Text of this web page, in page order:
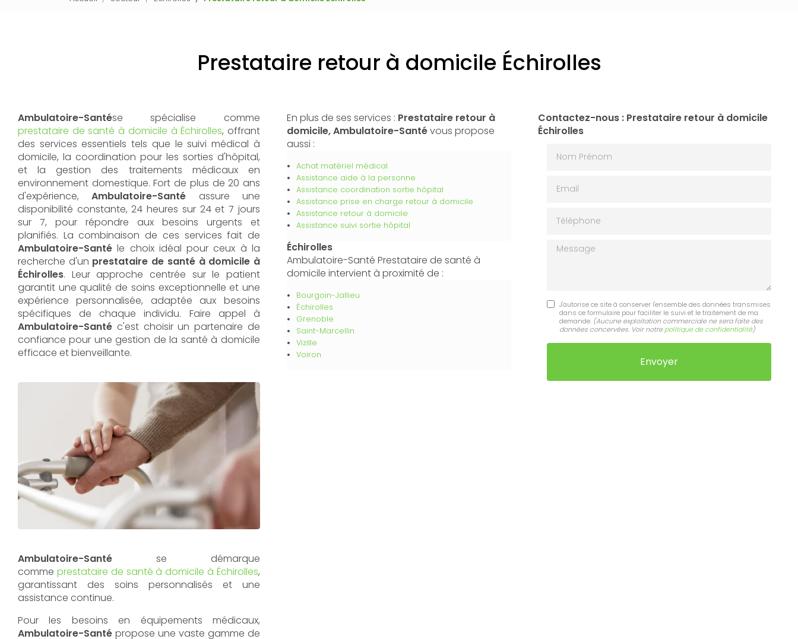
Prestataire retour à domicile Échirolles
Ambulatoire-Santése spécialise comme
prestataire de santé à domicile à Échirolles, offrant
des services essentiels tels que le suivi médical à
domicile, la coordination pour les sorties d'hôpital,
et la gestion des traitements médicaux en
environnement domestique. Fort de plus de 20 ans
d'expérience,Ambulatoire-Santé assure une
disponibilité constante, 24 heures sur 24 et 7 jours
sur 7, pour répondre aux besoins urgents et
planifiés. La combinaison de ces services fait de
Ambulatoire-Santé le choix idéal pour ceux à la
recherche d'un prestataire de santé à domicile à
Échirolles. Leur approche centrée sur le patient
garantit une qualité de soins exceptionnelle et une
expérience personnalisée, adaptée aux besoins
spécifiques de chaque individu. Faire appel à
Ambulatoire-Santé c'est choisir un partenaire de
confiance pour une gestion de la santé à domicile
efficace et bienveillante.
Ambulatoire-Santé se démarque
comme prestataire de santé à domicile à Échirolles,
garantissant des soins personnalisés et une
assistance continue.
Pour les besoins en équipements médicaux,
Ambulatoire-Santé propose une vaste gamme de
En plus de ses services : Prestataire retour à
domicile, Ambulatoire-Santévous propose
aussi :
Achat matériel médical
Assistance aide à la personne
Assistance coordination sortie hôpital
Assistance prise en charge retour à domicile
Assistance retour à domicile
Assistance suivi sortie hôpital
Échirolles
Ambulatoire-Santé Prestataire de santé à
domicile intervient à proximité de :
Bourgoin-Jallieu
Échirolles
Grenoble
Saint-Marcellin
Vizille
Voiron
Contactez-nous : Prestataire retour à domicile
Échirolles
Message
J'autorise ce site à conserver l'ensemble des données transmises
dans ce formulaire pour faciliter le suivi et le traitement de ma
demande. (Aucune exploitation commerciale ne sera faite des
données concervées. Voir notre politique de confidentialité)